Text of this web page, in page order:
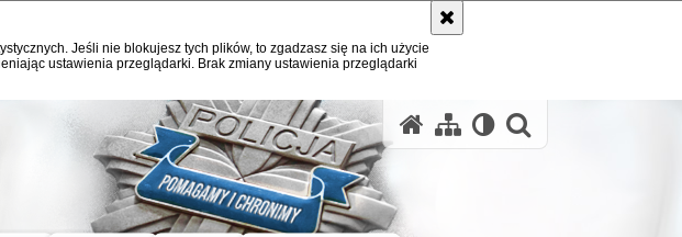
Jeśli nie blokujesz tych plików, to zgadzasz się na ich użycie
ustawienia przeglądarki. Brak zmiany ustawienia przeglądarki